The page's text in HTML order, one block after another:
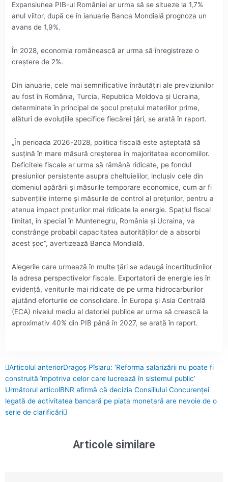
Expansiunea PIB-ul României ar urma să se situeze la 1,7%
anul viitor, după ce în ianuarie Banca Mondială prognoza un
avans de 1,9%.
În 2028, economia românească ar urma să înregistreze o
creştere de 2%.
Din ianuarie, cele mai semnificative înrăutăţiri ale previziunilor
au fost în România, Turcia, Republica Moldova şi Ucraina,
determinate în principal de şocul preţului materiilor prime,
alături de evoluţiile specifice fiecărei ţări, se arată în raport.
„În perioada 2026-2028, politica fiscală este aşteptată să
susţină în mare măsură creşterea în majoritatea economiilor.
Deficitele fiscale ar urma să rămână ridicate, pe fondul
presiunilor persistente asupra cheltuielilor, inclusiv cele din
domeniul apărării şi măsurile temporare economice, cum ar fi
subvenţiile interne şi măsurile de control al preţurilor, pentru a
atenua impact preţurilor mai ridicate la energie. Spaţiul fiscal
limitat, în special în Muntenegru, România şi Ucraina, va
constrânge probabil capacitatea autorităţilor de a absorbi
acest şoc”, avertizează Banca Mondială.
Alegerile care urmează în multe ţări se adaugă incertitudinilor
la adresa perspectivelor fiscale. Exportatorii de energie ies în
evidenţă, veniturile mai ridicate de pe urma hidrocarburilor
ajutând eforturile de consolidare. În Europa şi Asia Centrală
(ECA) nivelul mediu al datoriei publice ar urma să crească la
aproximativ 40% din PIB până în 2027, se arată în raport.
Prev
Articolul anteriorDragoş Pîslaru: ‘Reforma salarizării nu poate fi
construită împotriva celor care lucrează în sistemul public’
Următorul articolBNR afirmă că decizia Consiliului Concurenţei
legată de activitatea bancară pe piaţa monetară are nevoie de o
serie de clarificări
Next
Articole similare